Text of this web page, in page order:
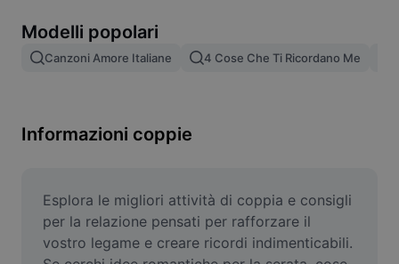
Unione di immagini
Ridimensiona l'immagine
Generatore di meme
AI Text Remover
Modelli popolari
Canzoni Amore Italiane 4 Cose Che Ti Ricordano Me
Informazioni coppie
Esplora le migliori attività di coppia e consigli
per la relazione pensati per rafforzare il
vostro legame e creare ricordi indimenticabili.